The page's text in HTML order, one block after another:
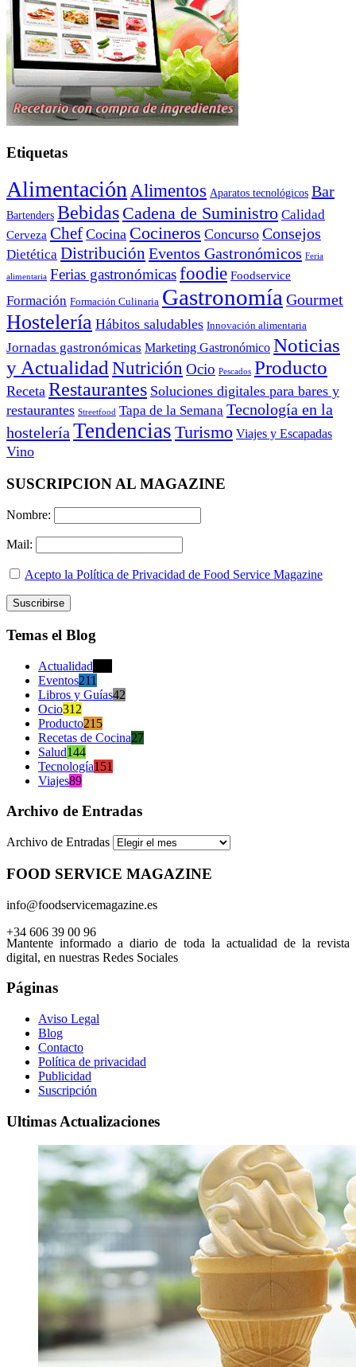
Etiquetas
Alimentación Alimentos Aparatos tecnológicos Bar
Bartenders Bebidas Cadena de Suministro Calidad
Cerveza Chef Cocina Cocineros Concurso Consejos
Dietética Distribución Eventos Gastronómicos Feria
alimentaria Ferias gastronómicasfoodie Foodservice
Formación Formación Culinaria Gastronomía Gourmet
Hostelería Hábitos saludables Innovación alimentaria
Jornadas gastronómicas Marketing Gastronómico Noticias
y Actualidad Nutrición Ocio Pescados Producto
Receta Restaurantes Soluciones digitales para bares y
restaurantes Streetfood Tapa de la Semana Tecnología en la
hostelería Tendencias Turismo Viajes y Escapadas
Vino
SUSCRIPCION AL MAGAZINE
Nombre:
Mail:
Acepto la Política de Privacidad de Food Service Magazine
Temas el Blog
Actualidad
Eventos211
Libros y Guías42
Ocio312
Producto215
Recetas de Cocina27
Salud144
Tecnología151
Viajes89
Archivo de Entradas
Archivo de Entradas
FOOD SERVICE MAGAZINE
info@foodservicemagazine.es
+34 606 39 00 96
Mantente informado a diario de toda la actualidad de la revista
digital, en nuestras Redes Sociales
Páginas
Aviso Legal
Blog
Contacto
Política de privacidad
Publicidad
Suscripción
Ultimas Actualizaciones